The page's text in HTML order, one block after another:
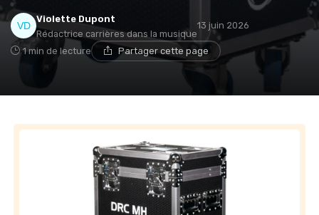
Violette Dupont
Rédactrice carrières dans la musique
13 juin 2026
1 min de lecture Partager cette page